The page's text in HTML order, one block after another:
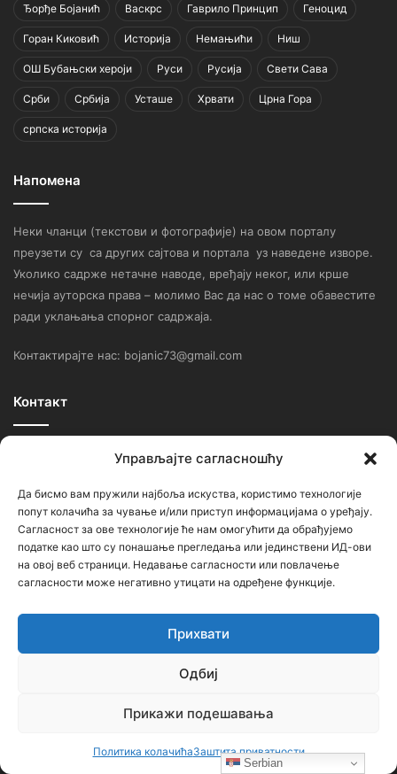
Управљајте сагласношћу
Да бисмо вам пружили најбоља искуства, користимо технологије
попут колачића за чување и/или приступ информацијама о уређају.
Сагласност за ове технологије ће нам омогућити да обрађујемо
податке као што су понашање прегледања или јединствени ИД-ови
на овој веб страници. Недавање сагласности или повлачење
сагласности може негативно утицати на одређене функције.
Прихвати
Одбиј
Прикажи подешавања
Политика колачићаЗаштита приватности
Ђорђе Бојанић Васкрс Гаврило Принцип Геноцид
Горан Киковић Историја Немањићи Ниш
ОШ Бубањски хероји Руси Русија Свети Сава
Срби Србија Усташе Хрвати Црна Гора
српска историја
Напомена
Неки чланци (текстови и фотографије) на овом порталу
преузети су са других сајтова и портала уз наведене изворе.
Уколико садрже нетачне наводе, вређају неког, или крше
нечија ауторска права – молимо Вас да нас о томе обавестите
ради уклањања спорног садржаја.
Контактирајте нас: bojanic73@gmail.com
Контакт
Ђорђе Бојанић, проф. историје – главни уредник
Контакт: тел. +381 652061021
редакција –bojanic73@gmail.com
администратор – bojanic73@gmail.com
Сајт није под финансијским, политичким и идеолошким
утицајем ни једне политичке опције или организације. Сајт није
Serbian